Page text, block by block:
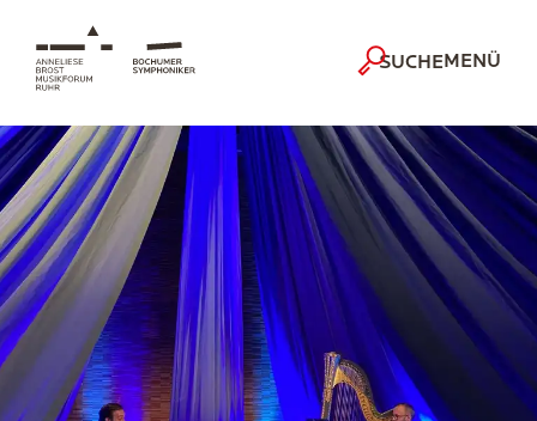
SUCHEMENÜ